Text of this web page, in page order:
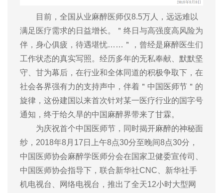
目前，全国从业麻醉医师仅8.5万人，远远难以
满足医疗需求的日益增长。＂终日与高强度高风险为
伴，身心俱疲，待遇堪忧……＂，曾经是麻醉医生们
工作状态的真实写照。经历多年的无私奉献、默默坚
守、甘为幕后，在行业和全体同道的积极争取下，在
社会各界强有力的支持声中，伴着＂中国医师节＂的
旋律，这份建国以来首次针对某一医疗行业的国字号
通知，终于给久旱的中国麻醉界带来了甘霖。
为庆祝首个中国医师节，同时揭开麻醉的神秘面
纱，2018年8月17日上午8点30分至晚间8点30分，
中国医师协会麻醉学医师分会在国家卫健委宣传司、
中国医师协会指导下，联合新华社CNC、新华社手
机电视台、网络电视台，推出了全天12小时大型网